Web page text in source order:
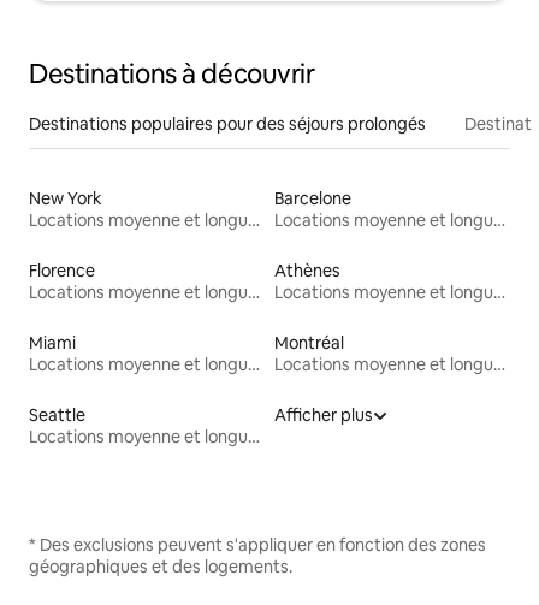
Destinations à découvrir
Destinations populaires pour des séjours prolongés
New York
Locations moyenne et longue durée
Barcelone
Locations moyenne et longue durée
Florence
Locations moyenne et longue durée
Athènes
Locations moyenne et longue durée
Miami
Locations moyenne et longue durée
Montréal
Locations moyenne et longue durée
Seattle
Locations moyenne et longue durée
Afficher plus
* Des exclusions peuvent s'appliquer en fonction des zones
géographiques et des logements.